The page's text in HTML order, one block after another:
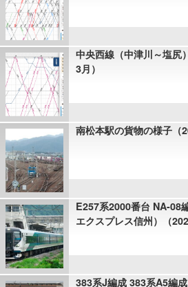
中央西線（中津川～塩尻
3月）
南松本駅の貨物の様子（
E257系2000番台 NA-08
エクスプレス信州）（
383系J編成 383系A5編